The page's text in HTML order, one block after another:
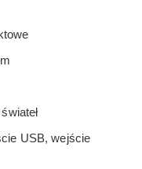
USB, wejście